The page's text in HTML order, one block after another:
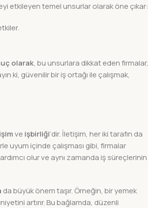
etkileyen temel unsurlar olarak öne çıkar:
olarak, bu unsurlara dikkat eden firmalar,
ki, güvenilir bir iş ortağı ile çalışmak,
ve işbirliği‘dir. İletişim, her iki tarafın da
uyum içinde çalışması gibi, firmalar
olur ve aynı zamanda iş süreçlerinin
da büyük önem taşır. Örneğin, bir yemek
artırır. Bu bağlamda, düzenli